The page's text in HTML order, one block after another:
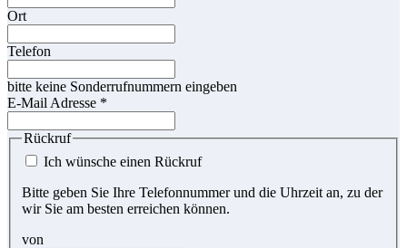
Ort
Telefon
bitte keine Sonderrufnummern eingeben
E-Mail Adresse *
Rückruf
Ich wünsche einen Rückruf
Bitte geben Sie Ihre Telefonnummer und die Uhrzeit an, zu der
wir Sie am besten erreichen können.
von